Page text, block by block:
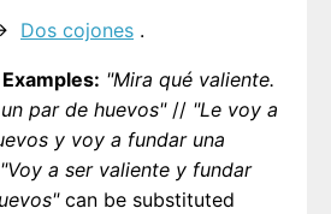
Dos cojones .
Examples: "Mira qué valiente.
par de huevos"// "Le voy a
y voy a fundar una
"Voy a ser valiente y fundar
can be substituted